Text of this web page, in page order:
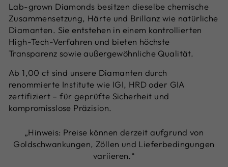
Lab-grown Diamonds besitzen dieselbe chemische
Zusammensetzung, Härte und Brillanz wie natürliche
Diamanten. Sie entstehen in einem kontrollierten
High-Tech-Verfahren und bieten höchste
Transparenz sowie außergewöhnliche Qualität.
Ab 1,00 ct sind unsere Diamanten durch
renommierte Institute wie IGI, HRD oder GIA
zertifiziert – für geprüfte Sicherheit und
kompromisslose Präzision.
„Hinweis: Preise können derzeit aufgrund von
Goldschwankungen, Zöllen und Lieferbedingungen
variieren.“